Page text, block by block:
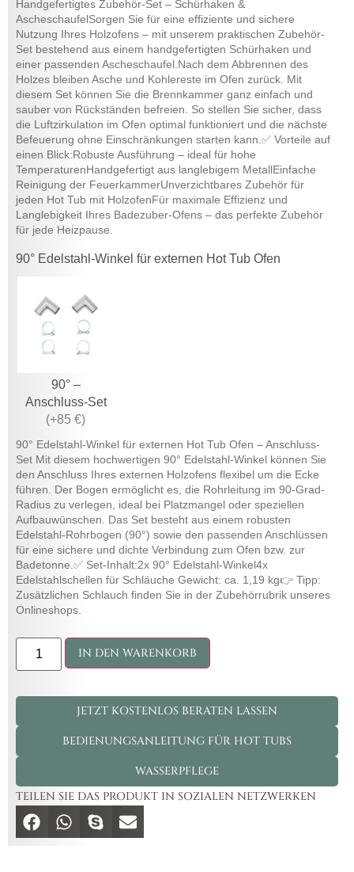
Handgefertigtes Zubehör-Set – Schürhaken &
AscheschaufelSorgen Sie für eine effiziente und sichere
Nutzung Ihres Holzofens – mit unserem praktischen Zubehör-
Set bestehend aus einem handgefertigten Schürhaken und
einer passenden Ascheschaufel.Nach dem Abbrennen des
Holzes bleiben Asche und Kohlereste im Ofen zurück. Mit
diesem Set können Sie die Brennkammer ganz einfach und
sauber von Rückständen befreien. So stellen Sie sicher, dass
die Luftzirkulation im Ofen optimal funktioniert und die nächste
Befeuerung ohne Einschränkungen starten kann.✅ Vorteile auf
einen Blick:Robuste Ausführung – ideal für hohe
TemperaturenHandgefertigt aus langlebigem MetallEinfache
Reinigung der FeuerkammerUnverzichtbares Zubehör für
jeden Hot Tub mit HolzofenFür maximale Effizienz und
Langlebigkeit Ihres Badezuber-Ofens – das perfekte Zubehör
für jede Heizpause.
90° Edelstahl-Winkel für externen Hot Tub Ofen
90° –
Anschluss-Set
(+85 €)
90° Edelstahl-Winkel für externen Hot Tub Ofen – Anschluss-
Set Mit diesem hochwertigen 90° Edelstahl-Winkel können Sie
den Anschluss Ihres externen Holzofens flexibel um die Ecke
führen. Der Bogen ermöglicht es, die Rohrleitung im 90-Grad-
Radius zu verlegen, ideal bei Platzmangel oder speziellen
Aufbauwünschen. Das Set besteht aus einem robusten
Edelstahl-Rohrbogen (90°) sowie den passenden Anschlüssen
für eine sichere und dichte Verbindung zum Ofen bzw. zur
Badetonne.✅ Set-Inhalt:2x 90° Edelstahl-Winkel4x
Edelstahlschellen für Schläuche Gewicht: ca. 1,19 kg👉 Tipp:
Zusätzlichen Schlauch finden Sie in der Zubehörrubrik unseres
Onlineshops.
IN DEN WARENKORB
JETZT KOSTENLOS BERATEN LASSEN
BEDIENUNGSANLEITUNG FÜR HOT TUBS
WASSERPFLEGE
TEILEN SIE DAS PRODUKT IN SOZIALEN NETZWERKEN